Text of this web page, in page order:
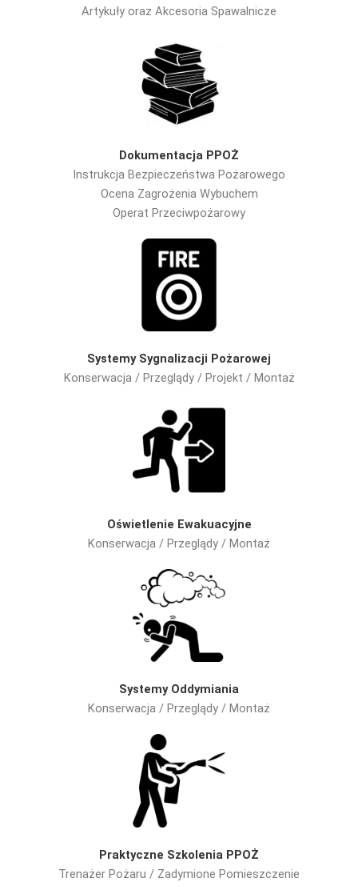
Artykuły oraz Akcesoria Spawalnicze
Dokumentacja PPOŻ
Instrukcja Bezpieczeństwa Pożarowego
Ocena Zagrożenia Wybuchem
Operat Przeciwpożarowy
Systemy Sygnalizacji Pożarowej
Konserwacja / Przeglądy / Projekt / Montaż
Oświetlenie Ewakuacyjne
Konserwacja / Przeglądy / Montaż
Systemy Oddymiania
Konserwacja / Przeglądy / Montaż
Praktyczne Szkolenia PPOŻ
Trenażer Pożaru / Zadymione Pomieszczenie